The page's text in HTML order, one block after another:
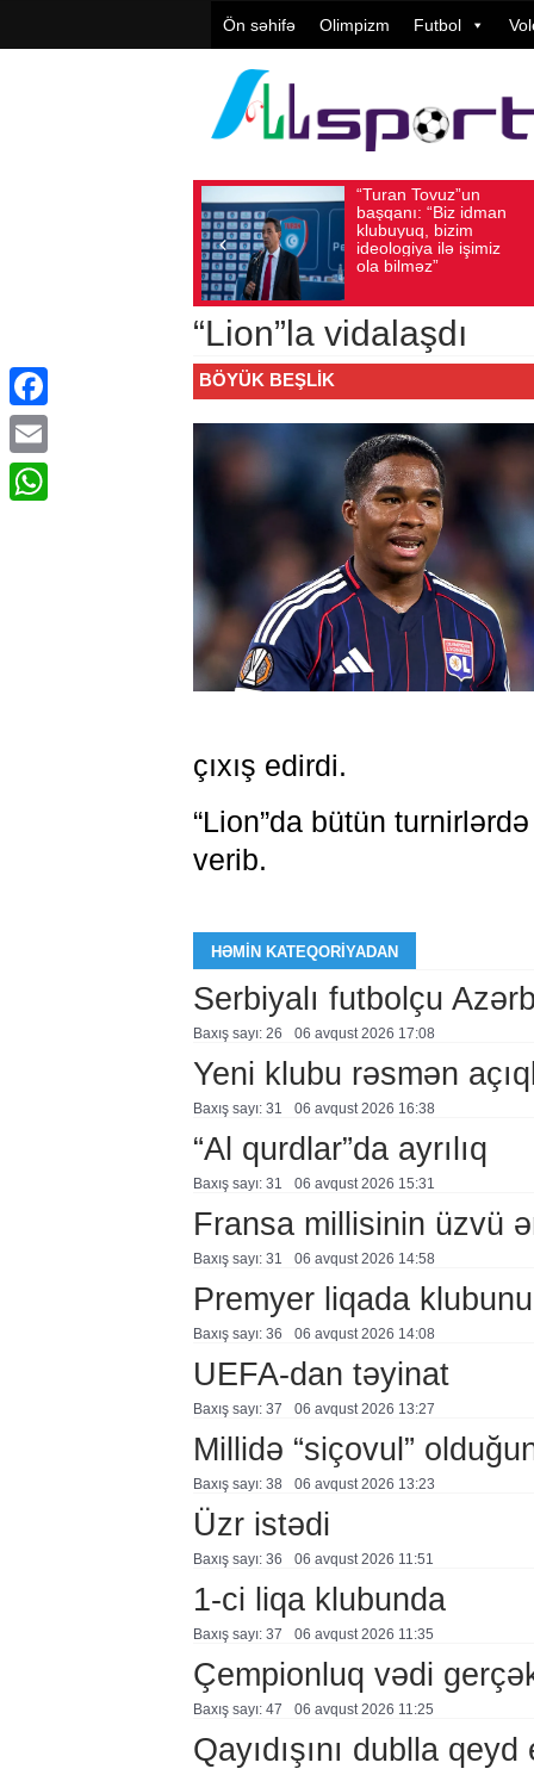
Ön səhifə Olimpizm Futbol
başqanı: “Biz idman
klubuyuq, bizim
ideologiya ilə işimiz
ola bilməz”
Vüqar
Avqust 05, 2026
“Lion”la vidalaşdı
BÖYÜK BEŞLIK
çıxış edirdi.
“Lion”da bütün
verib.
HƏMIN KATEQORIYADAN
Serbiyalı futbolçu
Baxış sayı: 26 06 avqust 2026 17:08
Yeni klubu rəsmən
Baxış sayı: 31 06 avqust 2026 16:38
“Al qurdlar”da ayrılıq
Baxış sayı: 31 06 avqust 2026 15:31
Fransa millisinin üzvü
Baxış sayı: 31 06 avqust 2026 14:58
Premyer liqada
Baxış sayı: 36 06 avqust 2026 14:08
UEFA-dan təyinat
Baxış sayı: 37 06 avqust 2026 13:27
Millidə “siçovul”
Baxış sayı: 38 06 avqust 2026 13:23
Üzr istədi
Baxış sayı: 36 06 avqust 2026 11:51
1-ci liqa klubunda
Baxış sayı: 37 06 avqust 2026 11:35
Çempionluq vədi
Baxış sayı: 47 06 avqust 2026 11:25
Qayıdışını dublla qeyd
Facebook
Email